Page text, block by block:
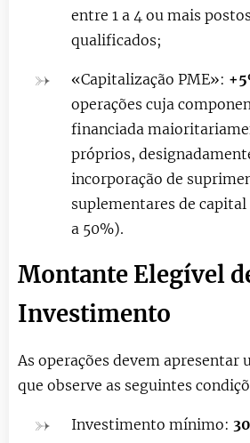
entre 1 a 4 ou mais
qualificados;
«Capitalização PME»:
operações cuja
financiada
próprios,
incorporação de
suplementares de
a 50%).
Montante Elegível
Investimento
As operações devem apresentar
que observe as seguintes
Investimento mínimo: